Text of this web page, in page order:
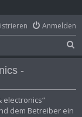
Anmelden
u
h
-
electronics“
dem Betreiber ein